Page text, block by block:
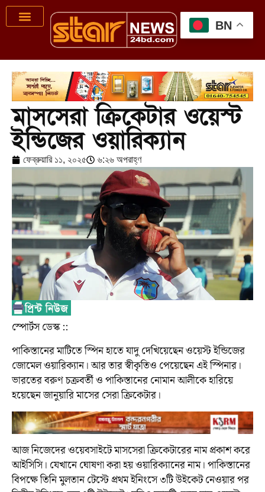
মাসসেরা ক্রিকেটার ওয়েস্ট
ইন্ডিজের ওয়ারিক্যান
ফেব্রুয়ারি ১১, ২০২৫ ৬:২৬ অপরাহ্ণ
স্পোর্টস ডেস্ক ::
পাকিস্তানের মাটিতে স্পিন হাতে যাদু দেখিয়েছেন ওয়েস্ট ইন্ডিজের
জোমেল ওয়ারিক্যান। আর তার স্বীকৃতিও পেয়েছেন এই স্পিনার।
ভারতের বরুণ চক্রবর্তী ও পাকিস্তানের নোমান আলীকে হারিয়ে
হয়েছেন জানুয়ারি মাসের সেরা ক্রিকেটার।
আজ নিজেদের ওয়েবসাইটে মাসসেরা ক্রিকেটারের নাম প্রকাশ করে
আইসিসি। যেখানে ঘোষণা করা হয় ওয়ারিক্যানের নাম। পাকিস্তানের
বিপক্ষে তিনি মুলতান টেস্টে প্রথম ইনিংসে ৩টি উইকেট নেওয়ার পর
BN